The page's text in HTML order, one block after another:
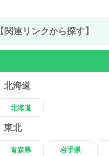
【関連リンクから探す】
北海道
北海道
東北
青森県 岩手県